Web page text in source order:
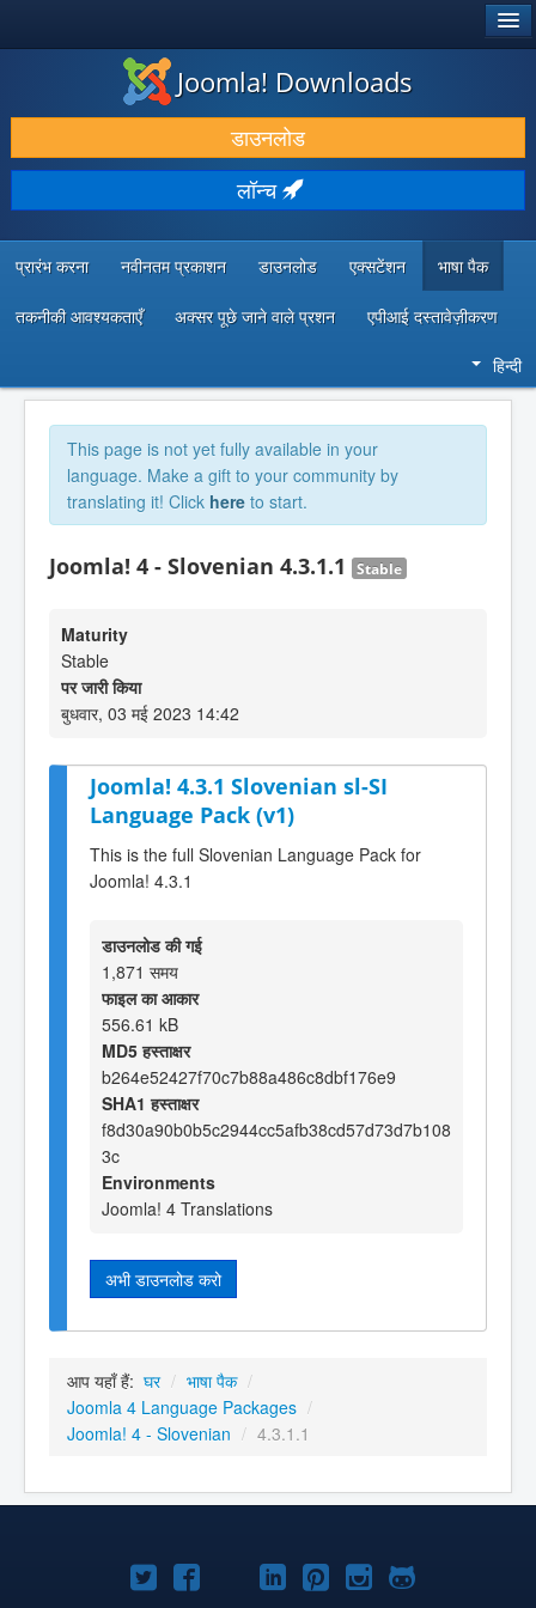
डाउनलोड करें और बढ़ाएं
खोजें और जानें
सामुदायिक समर्थन
डेवलपर संसाधन
Joomla! Downloads
डाउनलोड
लॉन्च
प्रारंभ करना नवीनतम प्रकाशन डाउनलोड एक्सटेंशन भाषा पैक
तकनीकी आवश्यकताएँ अक्सर पूछे जाने वाले प्रशन एपीआई दस्तावेज़ीकरण
हिन्दी
This page is not yet fully available in your
language. Make a gift to your community by
translating it! Click here to start.
Joomla! 4 - Slovenian 4.3.1.1 Stable
Maturity
Stable
पर जारी किया
बुधवार, 03 मई 2023 14:42
Joomla! 4.3.1 Slovenian sl-SI
Language Pack (v1)
This is the full Slovenian Language Pack for
Joomla! 4.3.1
डाउनलोड की गई
1,871 समय
फाइल का आकार
556.61 kB
MD5 हस्ताक्षर
b264e52427f70c7b88a486c8dbf176e9
SHA1 हस्ताक्षर
f8d30a90b0b5c2944cc5afb38cd57d73d7b108
3c
Environments
Joomla! 4 Translations
अभी डाउनलोड करो
आप यहाँ हैं: घर / भाषा पैक /
Joomla 4 Language Packages /
Joomla! 4 - Slovenian / 4.3.1.1
Joomla!Joomla!Joomla!
Joomla!Joomla!
Joomla!Joomla!